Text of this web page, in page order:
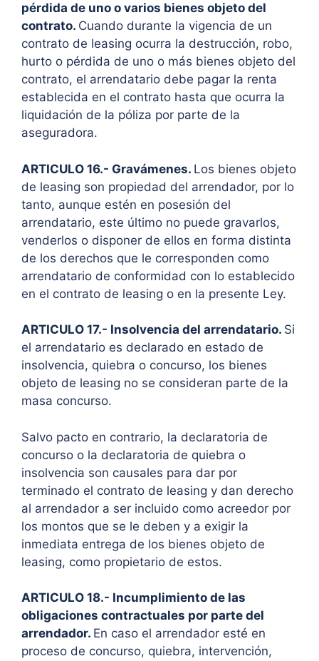
pérdida de uno o varios bienes objeto del
contrato. Cuando durante la vigencia de un
contrato de leasing ocurra la destrucción, robo,
hurto o pérdida de uno o más bienes objeto del
contrato, el arrendatario debe pagar la renta
establecida en el contrato hasta que ocurra la
liquidación de la póliza por parte de la
aseguradora.
ARTICULO 16.- Gravámenes. Los bienes objeto
de leasing son propiedad del arrendador, por lo
tanto, aunque estén en posesión del
arrendatario, este último no puede gravarlos,
venderlos o disponer de ellos en forma distinta
de los derechos que le corresponden como
arrendatario de conformidad con lo establecido
en el contrato de leasing o en la presente Ley.
ARTICULO 17.- Insolvencia del arrendatario. Si
el arrendatario es declarado en estado de
insolvencia, quiebra o concurso, los bienes
objeto de leasing no se consideran parte de la
masa concurso.
Salvo pacto en contrario, la declaratoria de
concurso o la declaratoria de quiebra o
insolvencia son causales para dar por
terminado el contrato de leasing y dan derecho
al arrendador a ser incluido como acreedor por
los montos que se le deben y a exigir la
inmediata entrega de los bienes objeto de
leasing, como propietario de estos.
ARTICULO 18.- Incumplimiento de las
obligaciones contractuales por parte del
arrendador. En caso el arrendador esté en
proceso de concurso, quiebra, intervención,